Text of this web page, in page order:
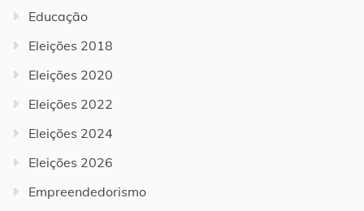
Educação
Eleições 2018
Eleições 2020
Eleições 2022
Eleições 2024
Eleições 2026
Empreendedorismo